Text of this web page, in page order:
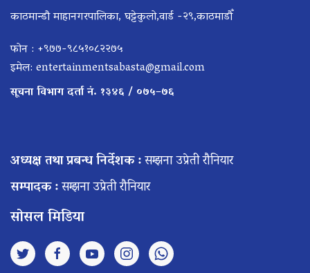
काठमान्डौ माहानगरपालिका, घट्टेकुलो,वार्ड -२९,काठमाडौँ
फोन : +९७७-९८५१०८२२७५
इमेल: entertainmentsabasta@gmail.com
सूचना विभाग दर्ता नं. १३४६ / ०७५–७६
अध्यक्ष तथा प्रबन्ध निर्देशक :सम्झना उप्रेती रौनियार
सम्पादक :सम्झना उप्रेती रौनियार
सोसल मिडिया